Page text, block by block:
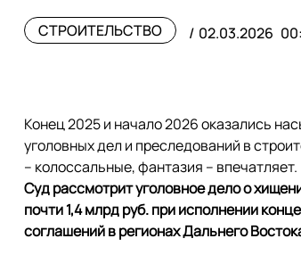
СТРОИТЕЛЬСТВО 02.03.2026
Конец 2025 и начало 2026 оказались
уголовных дел и преследований в
– колоссальные, фантазия – впечатляет.
Суд рассмотрит уголовное дело о
почти 1,4 млрд руб. при исполнении
соглашений в регионах Дальнего